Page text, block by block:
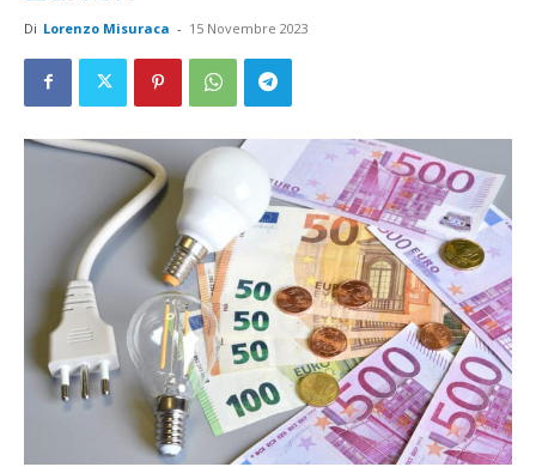
Di Lorenzo Misuraca - 15 Novembre 2023